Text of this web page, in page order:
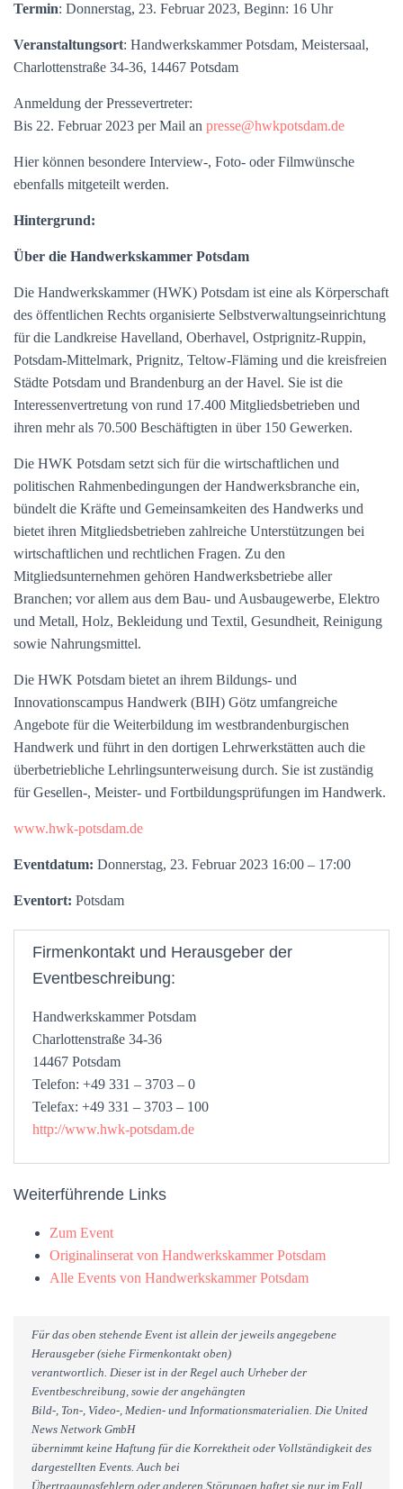
Termin: Donnerstag, 23. Februar 2023, Beginn: 16 Uhr
Veranstaltungsort: Handwerkskammer Potsdam, Meistersaal,
Charlottenstraße 34-36, 14467 Potsdam
Anmeldung der Pressevertreter:
Bis 22. Februar 2023 per Mail an presse@hwkpotsdam.de
Hier können besondere Interview-, Foto- oder Filmwünsche
ebenfalls mitgeteilt werden.
Hintergrund:
Über die Handwerkskammer Potsdam
Die Handwerkskammer (HWK) Potsdam ist eine als Körperschaft
des öffentlichen Rechts organisierte Selbstverwaltungseinrichtung
für die Landkreise Havelland, Oberhavel, Ostprignitz-Ruppin,
Potsdam-Mittelmark, Prignitz, Teltow-Fläming und die kreisfreien
Städte Potsdam und Brandenburg an der Havel. Sie ist die
Interessenvertretung von rund 17.400 Mitgliedsbetrieben und
ihren mehr als 70.500 Beschäftigten in über 150 Gewerken.
Die HWK Potsdam setzt sich für die wirtschaftlichen und
politischen Rahmenbedingungen der Handwerksbranche ein,
bündelt die Kräfte und Gemeinsamkeiten des Handwerks und
bietet ihren Mitgliedsbetrieben zahlreiche Unterstützungen bei
wirtschaftlichen und rechtlichen Fragen. Zu den
Mitgliedsunternehmen gehören Handwerksbetriebe aller
Branchen; vor allem aus dem Bau- und Ausbaugewerbe, Elektro
und Metall, Holz, Bekleidung und Textil, Gesundheit, Reinigung
sowie Nahrungsmittel.
Die HWK Potsdam bietet an ihrem Bildungs- und
Innovationscampus Handwerk (BIH) Götz umfangreiche
Angebote für die Weiterbildung im westbrandenburgischen
Handwerk und führt in den dortigen Lehrwerkstätten auch die
überbetriebliche Lehrlingsunterweisung durch. Sie ist zuständig
für Gesellen-, Meister- und Fortbildungsprüfungen im Handwerk.
www.hwk-potsdam.de
Eventdatum: Donnerstag, 23. Februar 2023 16:00 – 17:00
Eventort: Potsdam
Firmenkontakt und Herausgeber der
Eventbeschreibung:
Handwerkskammer Potsdam
Charlottenstraße 34-36
14467 Potsdam
Telefon: +49 331 – 3703 – 0
Telefax: +49 331 – 3703 – 100
http://www.hwk-potsdam.de
Weiterführende Links
Zum Event
Originalinserat von Handwerkskammer Potsdam
Alle Events von Handwerkskammer Potsdam
Für das oben stehende Event ist allein der jeweils angegebene
Herausgeber (siehe Firmenkontakt oben)
verantwortlich. Dieser ist in der Regel auch Urheber der
Eventbeschreibung, sowie der angehängten
Bild-, Ton-, Video-, Medien- und Informationsmaterialien. Die United
News Network GmbH
übernimmt keine Haftung für die Korrektheit oder Vollständigkeit des
dargestellten Events. Auch bei
Übertragungsfehlern oder anderen Störungen haftet sie nur im Fall